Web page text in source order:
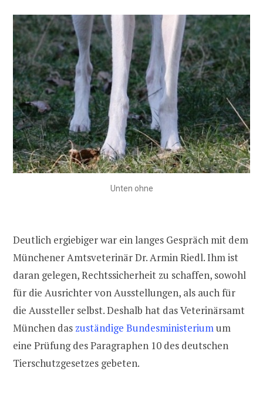
Unten ohne
Deutlich ergiebiger war ein langes Gespräch mit dem
Münchener Amtsveterinär Dr. Armin Riedl. Ihm ist
daran gelegen, Rechtssicherheit zu schaffen, sowohl
für die Ausrichter von Ausstellungen, als auch für
die Aussteller selbst. Deshalb hat das Veterinärsamt
München das zuständige Bundesministeriumum
eine Prüfung des Paragraphen 10 des deutschen
Tierschutzgesetzes gebeten.